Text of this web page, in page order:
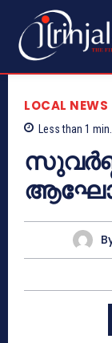
LOCAL NEWS
Less than 1 min.